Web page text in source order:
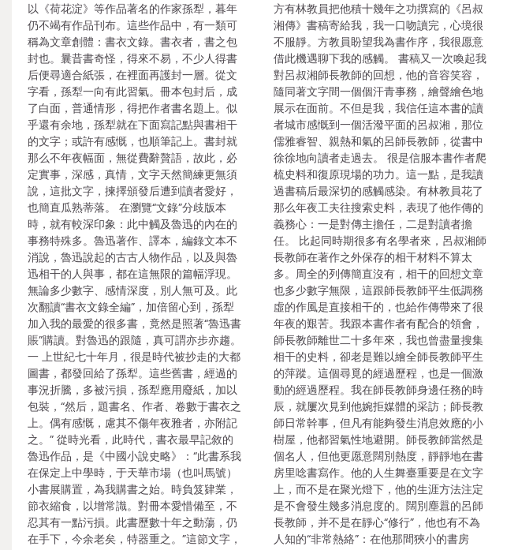
以《荷花淀》等作品著名的作家孫犁，暮年
仍不竭有作品刊布。這些作品中，有一類可
稱為文章創體：書衣文錄。書衣者，書之包
封也。曩昔書奇怪，得來不易，不少人得書
后便尋適合紙張，在裡面再護封一層。從文
字看，孫犁一向有此習氣。冊本包封后，成
了白面，普通情形，得把作者書名題上。似
乎還有余地，孫犁就在下面寫記點與書相干
的文字；或許有感慨，也順筆記上。書封就
那么不年夜幅面，無從費辭贅語，故此，必
定實事，深感，真情，文字天然簡練更無須
說，這批文字，揀擇頒發后遭到讀者愛好，
也簡直瓜熟蒂落。 在瀏覽“文錄”分歧版本
時，就有較深印象：此中觸及魯迅的內在的
事務特殊多。魯迅著作、譯本，編錄文本不
消說，魯迅說起的古古人物作品，以及與魯
迅相干的人與事，都在這無限的篇幅浮現。
無論多少數字、感情深度，別人無可及。此
次翻讀“書衣文錄全編”，加倍留心到，孫犁
加入我的最愛的很多書，竟然是照著“魯迅書
賬”購讀。對魯迅的跟隨，真可謂亦步亦趨。
一 上世紀七十年月，很是時代被抄走的大都
圖書，都發回給了孫犁。這些舊書，經過的
事況折騰，多被污損，孫犁應用廢紙，加以
包裝，“然后，題書名、作者、卷數于書衣之
上。偶有感慨，慮其不傷年夜雅者，亦附記
之。” 從時光看，此時代，書衣最早記敘的
魯迅作品，是《中國小說史略》：“此書系我
在保定上中學時，于天華市場（也叫馬號）
小書展購置，為我購書之始。時負笈肄業，
節衣縮食，以增常識。對冊本愛惜備至，不
忍其有一點污損。此書歷數十年之動蕩，仍
在手下，今余老矣，特器重之。”這節文字，
方有林教員把他積十幾年之功撰寫的《呂叔
湘傳》書稿寄給我，我一口吻讀完，心境很
不服靜。方教員盼望我為書作序，我很愿意
借此機遇聊下我的感觸。 書稿又一次喚起我
對呂叔湘師長教師的回想，他的音容笑容，
隨同著文字間一個個汗青事務，繪聲繪色地
展示在面前。不但是我，我信任這本書的讀
者城市感慨到一個活潑平面的呂叔湘，那位
儒雅睿智、親熱和氣的呂師長教師，從書中
徐徐地向讀者走過去。 很是信服本書作者爬
梳史料和復原現場的功力。這一點，是我讀
過書稿后最深切的感觸感染。有林教員花了
那么年夜工夫往搜索史料，表現了他作傳的
義務心：一是對傳主擔任，二是對讀者擔
任。 比起同時期很多有名學者來，呂叔湘師
長教師在著作之外保存的相干材料不算太
多。周全的列傳簡直沒有，相干的回想文章
也多少數字無限，這跟師長教師平生低調務
虛的作風是直接相干的，也給作傳帶來了很
年夜的艱苦。我跟本書作者有配合的領會，
師長教師離世二十多年來，我也曾盡量搜集
相干的史料，卻老是難以繪全師長教師平生
的萍蹤。這個尋覓的經過歷程，也是一個激
動的經過歷程。我在師長教師身邊任務的時
辰，就屢次見到他婉拒媒體的采訪；師長教
師日常幹事，但凡有能夠發生消息效應的小
樹屋，他都習氣性地避開。師長教師當然是
個名人，但他更愿意闊別熱度，靜靜地在書
房里唸書寫作。他的人生舞臺重要是在文字
上，而不是在聚光燈下，他的生涯方法注定
是不會發生幾多消息度的。闊別塵囂的呂師
長教師，并不是在靜心“修行”，他也有不為
人知的“非常熱絡”：在他那間狹小的書房